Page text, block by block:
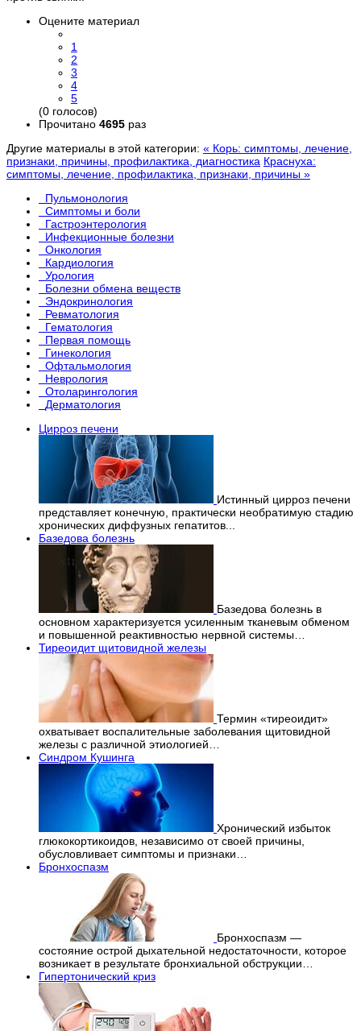
Оцените материал
1
2
3
4
5
(0 голосов)
Прочитано 4695 раз
Другие материалы в этой категории: « Корь: симптомы, лечение,
признаки, причины, профилактика, диагностика Краснуха:
симптомы, лечение, профилактика, признаки, причины »
Пульмонология
Симптомы и боли
Гастроэнтерология
Инфекционные болезни
Онкология
Кардиология
Урология
Болезни обмена веществ
Эндокринология
Ревматология
Гематология
Первая помощь
Гинекология
Офтальмология
Неврология
Отоларингология
Дерматология
Цирроз печени
Истинный цирроз печени
представляет конечную, практически необратимую стадию
хронических диффузных гепатитов...
Базедова болезнь
Базедова болезнь в
основном характеризуется усиленным тканевым обменом
и повышенной реактивностью нервной системы…
Тиреоидит щитовидной железы
Термин «тиреоидит»
охватывает воспалительные заболевания щитовидной
железы с различной этиологией…
Синдром Кушинга
Хронический избыток
глюкокортикоидов, независимо от своей причины,
обусловливает симптомы и признаки…
Бронхоспазм
Бронхоспазм —
состояние острой дыхательной недостаточности, которое
возникает в результате бронхиальной обструкции…
Гипертонический криз